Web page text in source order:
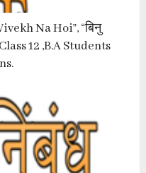
Na Hoi”, “बिनु
12 ,B.A Students